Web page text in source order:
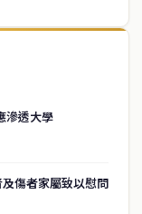
滲透大學
傷者家屬致以慰問
新聞媒體，致力於